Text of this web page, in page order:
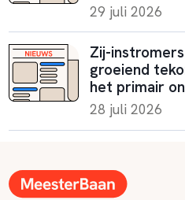
29 juli 2026
Zij-
groeiend
het primair
28 juli 2026